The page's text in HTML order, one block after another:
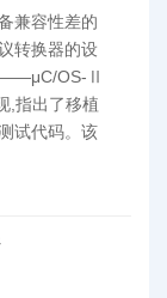
兼容性差的
转换器的设
——μC/OS-Ⅱ
,指出了移植
试代码。该